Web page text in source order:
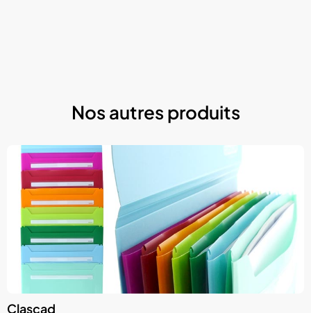
Nos autres produits
Clascad